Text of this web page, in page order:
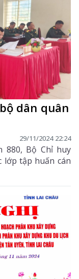
dân quân
29/11/2024 22:24
880, Bộ Chỉ huy
lớp tập huấn cán